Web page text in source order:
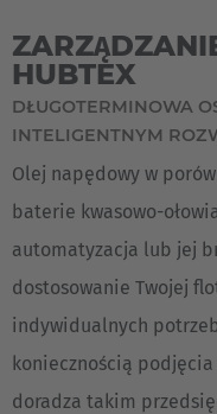
Español
Français
HUBTEX
DŁUGOTERMINOWA
INTELIGENTNYM
Olej napędowy w
baterie kwasowo-
automatyzacja lub jej
dostosowanie Twojej
indywidualnych
koniecznością
doradza takim